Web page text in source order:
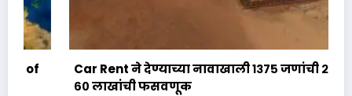
Car Rent ने देण्याच्या नावाखाली १३७५ जणांची २० कोटी
६० लाखांची फसवणूक